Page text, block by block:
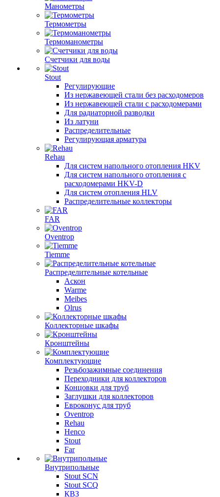
Манометры
Термометры
Термоманометры
Счетчики для воды
Stout
Регулирующие
Из нержавеющей стали без расходомеров
Из нержавеющей стали с расходомерами
Для радиаторной разводки
Из латуни
Распределительные
Регулирующая арматура
Rehau
Для систем напольного отопления HKV
Для систем напольного отопления с
расходомерами HKV-D
Для систем отопления HLV
Распределительные коллекторы
FAR
Oventrop
Tiemme
Распределительные котельные
Аскон
Warme
Meibes
Olrus
Коллекторные шкафы
Кронштейны
Комплектующие
Резьбозажимные соединения
Переходники для коллекторов
Концовки для труб
Заглушки для коллекторов
Евроконус для труб
Oventrop
Rehau
Henco
Stout
Far
Внутрипольные
Stout SCN
Stout SCQ
КВЗ